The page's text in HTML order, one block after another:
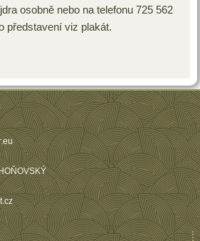
osobně nebo na telefonu 725 562
představení viz plakát.